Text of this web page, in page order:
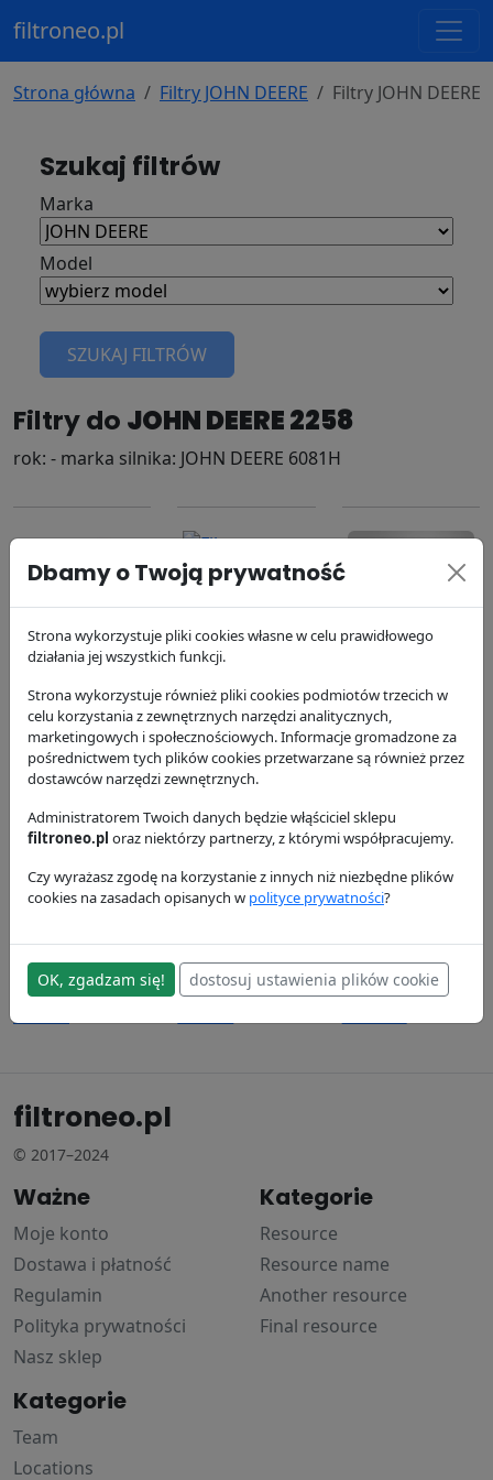
filtroneo.pl
Strona główna Filtry JOHN DEERE Filtry JOHN DEERE
Szukaj filtrów
Marka
Model
SZUKAJ FILTRÓW
Filtry do JOHN DEERE 2258
rok: - marka silnika: JOHN DEERE 6081H
Filtr
P164378
Donaldson
173.13 zł
Filtr
P173689
Donaldson
327.64 zł
Filtr powietrza
Donaldson
188.81 zł
P556745
Donaldson
P558329
Donaldson
P776697
Donaldson
filtroneo.pl
© 2017–2024
Ważne
Moje konto
Dostawa i płatność
Regulamin
Polityka prywatności
Nasz sklep
Kategorie
Resource
Resource name
Another resource
Final resource
Kategorie
Team
Locations
Dbamy o Twoją prywatność
Strona wykorzystuje pliki cookies własne w celu prawidłowego
działania jej wszystkich funkcji.
Strona wykorzystuje również pliki cookies podmiotów trzecich w
celu korzystania z zewnętrznych narzędzi analitycznych,
marketingowych i społecznościowych. Informacje gromadzone za
pośrednictwem tych plików cookies przetwarzane są również przez
dostawców narzędzi zewnętrznych.
Administratorem Twoich danych będzie włąściciel sklepu
filtroneo.pl oraz niektórzy partnerzy, z którymi współpracujemy.
Czy wyrażasz zgodę na korzystanie z innych niż niezbędne plików
cookies na zasadach opisanych w polityce prywatności?
OK, zgadzam się! dostosuj ustawienia plików cookie